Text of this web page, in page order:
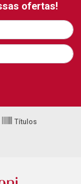
ofertas!
Títulos